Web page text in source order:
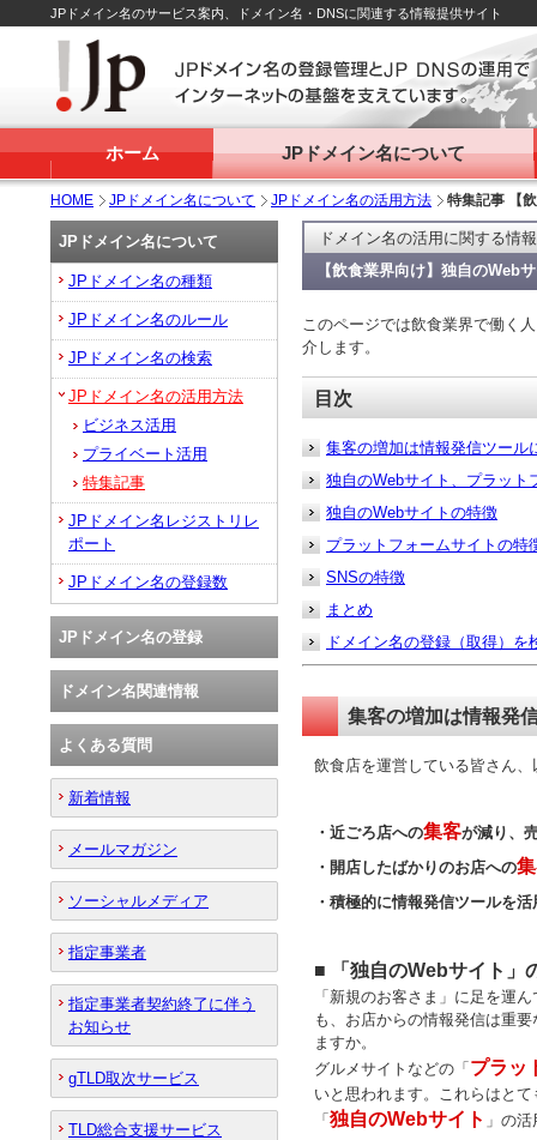
JPドメイン名のサービス案内、ドメイン名・DNSに関連する情報提供サイト
ホーム JPドメイン名について
HOME JPドメイン名について JPドメイン名の活用方法 特集記事 【
ドメイン名の活用に関する情報
【飲食業界向け】独自のWeb
このページでは飲食業界で働く
介します。
目次
集客の増加は情報発信ツール
独自のWebサイト、プラット
独自のWebサイトの特徴
プラットフォームサイトの特
SNSの特徴
まとめ
ドメイン名の登録（取得）
集客の増加は情報発
飲食店を運営している皆さん
・近ごろ店への集客が減り、
・開店したばかりのお店への
・積極的に情報発信ツールを活
■ 「独自のWebサイト」
「新規のお客さま」に足を運
も、お店からの情報発信は重
ますか。
グルメサイトなどの「 プラッ
いと思われます。これらはと
「 独自のWebサイト 」の
JPドメイン名について
JPドメイン名の種類
JPドメイン名のルール
JPドメイン名の検索
JPドメイン名の活用方法
ビジネス活用
プライベート活用
特集記事
JPドメイン名レジストリレ
ポート
JPドメイン名の登録数
JPドメイン名の登録
ドメイン名関連情報
よくある質問
新着情報
メールマガジン
ソーシャルメディア
指定事業者
指定事業者契約終了に伴う
お知らせ
gTLD取次サービス
TLD総合支援サービス